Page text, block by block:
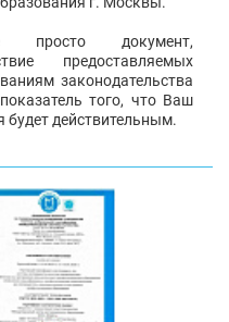
документ,
предоставляемых
законодательства
того, что Ваш
будет действительным.